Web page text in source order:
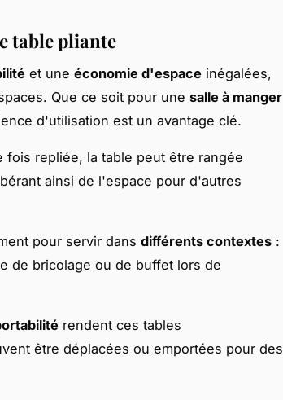
table pliante
et une économie d'espace inégalées,
Que ce soit pour une salle à manger
d'utilisation est un avantage clé.
fois repliée, la table peut être rangée
ainsi de l'espace pour d'autres
pour servir dans différents contextes :
de bricolage ou de buffet lors de
rendent ces tables
être déplacées ou emportées pour des